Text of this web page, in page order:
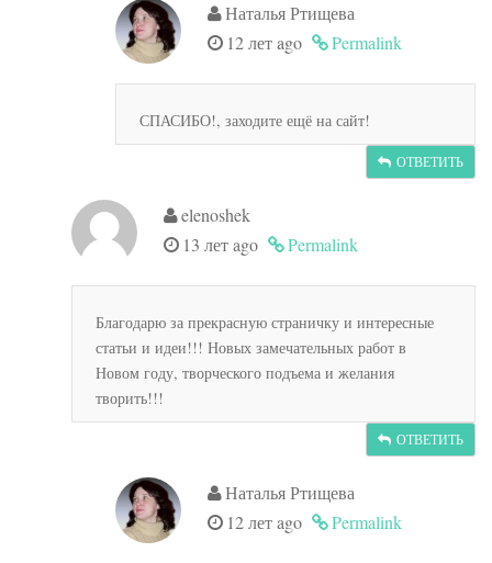
Наталья Ртищева
12 лет ago
Permalink
СПАСИБО!, заходите ещё на сайт!
ОТВЕТИТЬ
elenoshek
13 лет ago
Permalink
Благодарю за прекрасную страничку и интересные
статьи и идеи!!! Новых замечательных работ в
Новом году, творческого подъема и желания
творить!!!
ОТВЕТИТЬ
Наталья Ртищева
12 лет ago
Permalink